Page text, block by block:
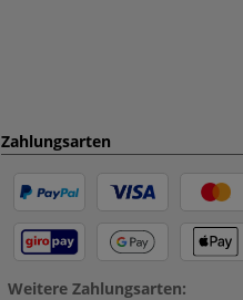
Zahlungsarten
Weitere Zahlungsarten: